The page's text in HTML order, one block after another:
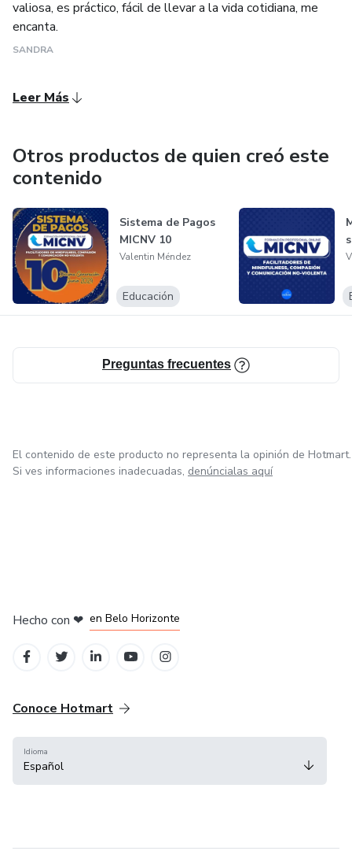
valiosa, es práctico, fácil de llevar a la vida cotidiana, me
encanta.
SANDRA
Leer Más
Otros productos de quien creó este
contenido
Sistema de Pagos
MICNV 10
Valentin Méndez
Educación
Preguntas frecuentes
El contenido de este producto no representa la opinión de Hotmart.
Si ves informaciones inadecuadas, denúncialas aquí
Hecho con ❤ en Belo Horizonte
Conoce Hotmart
Idioma
Español